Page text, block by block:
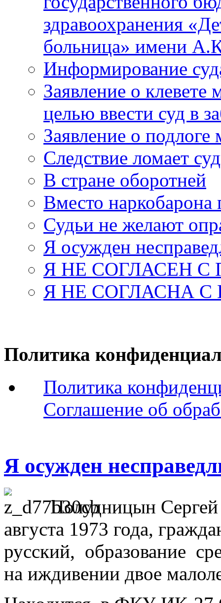
здравоохранения
больница» имени
Информирование
Заявление о клевете
целью ввести суд в
Заявление о
Следствие ломает
В стране оборотней
Вместо
Судьи не желают
Я осужден
Я НЕ СОГЛАСЕН
Я НЕ СОГЛАСНА
Политика
Политика
Соглашение об
Я осужден
Полудницын
августа 1973 года,
русский, образование
на иждивении двое